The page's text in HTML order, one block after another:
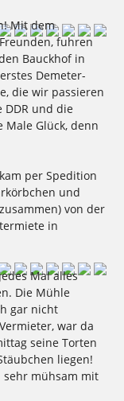
Mit dem
fuhren
Bauckhof in
Demeter-
die wir passieren
DDR und die
Glück, denn
per Spedition
und
von der
in
Mal alles
Die Mühle
gar nicht
war da
seine Torten
liegen!
sehr mühsam mit